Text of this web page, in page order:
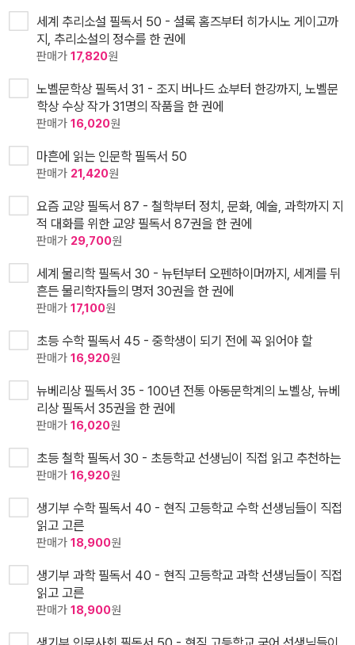
세계 추리소설 필독서 50 - 셜록 홈즈부터 히가시노 게이고까
지, 추리소설의 정수를 한 권에
판매가 17,820원
노벨문학상 필독서 31 - 조지 버나드 쇼부터 한강까지, 노벨문
학상 수상 작가 31명의 작품을 한 권에
판매가 16,020원
마흔에 읽는 인문학 필독서 50
판매가 21,420원
요즘 교양 필독서 87 - 철학부터 정치, 문화, 예술, 과학까지 지
적 대화를 위한 교양 필독서 87권을 한 권에
판매가 29,700원
세계 물리학 필독서 30 - 뉴턴부터 오펜하이머까지, 세계를 뒤
흔든 물리학자들의 명저 30권을 한 권에
판매가 17,100원
초등 수학 필독서 45 - 중학생이 되기 전에 꼭 읽어야 할
판매가 16,920원
뉴베리상 필독서 35 - 100년 전통 아동문학계의 노벨상, 뉴베
리상 필독서 35권을 한 권에
판매가 16,020원
초등 철학 필독서 30 - 초등학교 선생님이 직접 읽고 추천하는
판매가 16,920원
생기부 수학 필독서 40 - 현직 고등학교 수학 선생님들이 직접
읽고 고른
판매가 18,900원
생기부 과학 필독서 40 - 현직 고등학교 과학 선생님들이 직접
읽고 고른
판매가 18,900원